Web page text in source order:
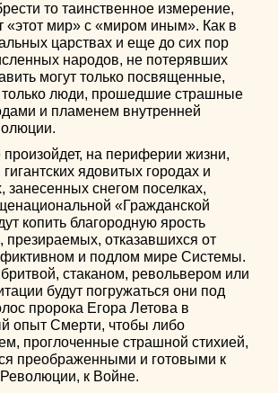
то таинственное измерение,
«этот мир» с «миром иным». Как в
царствах и еще до сих пор
народов, не потерявших
могут только посвященные,
только люди, прошедшие страшные
и пламенем внутренней
произойдет, на периферии жизни,
ядовитых городах и
снегом поселках,
«Гражданской
копить благородную ярость
презираемых, отказавшихся от
и подлом мире Системы.
стаканом, револьвером или
будут погружаться они под
пророка Егора Летова в
опыт Смерти, чтобы либо
проглоченные страшной стихией,
преображенными и готовыми к
к Войне.